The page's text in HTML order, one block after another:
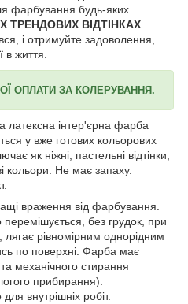
фарбування будь-яких
ТРЕНДОВИХ ВІДТІНКАХ
і отримуйте задоволення,
в життя.
ОПЛАТИ ЗА КОЛЕРУВАННЯ.
латексна інтер'єрна фарба
у вже готових кольорових
як ніжні, пастельні відтінки,
кольори. Не має запаху.
враження від фарбування.
перемішується, без грудок, при
лягає рівномірним однорідним
по поверхні. Фарба має
механічного стирання
прибирання).
внутрішніх робіт.